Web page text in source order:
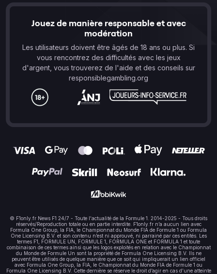
Jouez de manière responsable et avec
modération
Les utilisateurs doivent être âgés de 18 ans ou plus. Si
vous rencontrez des difficultés avec les jeux
d'argent, vous trouverez de l'aide et des conseils sur
responsiblegambling.org
© F1only.fr News F1 24/7 - Toute l'actualité de la Formule 1. 2014-2025 - Tous droits
réservés/Reproduction totale ou en partie interdite. F1only.fr n’a aucun lien avec
Formula One Group, la FIA, le Championnat du Monde FIA de Formule 1 ou Formula
One Licensing B.V. et son contenu n’est ni approuvé, ni parrainé par ces entités. Les
termes F1, FORMULE UN, FORMULE 1, FORMULA ONE et FORMULA 1 et toute
combinaison de ces termes ainsi que les logos exploités en relation avec le Championnat
du Monde de Formule Un sont la propriété de Formula One Licensing B.V. Ils ne
peuvent être utilisés de quelque manière que ce soit qui impliquerait un lien officiel
avec Formula One Group, la FIA, le Championnat du Monde FIA de Formule 1 ou
Formula One Licensing B.V. Cette dernière se réserve le droit d’agir en cas d’une atteinte